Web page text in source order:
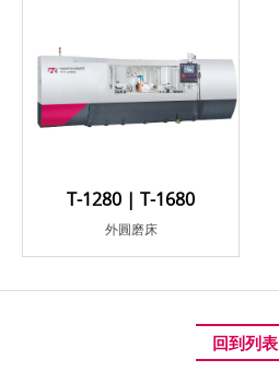
T-1280 | T-1680
外圓磨床
回到列表